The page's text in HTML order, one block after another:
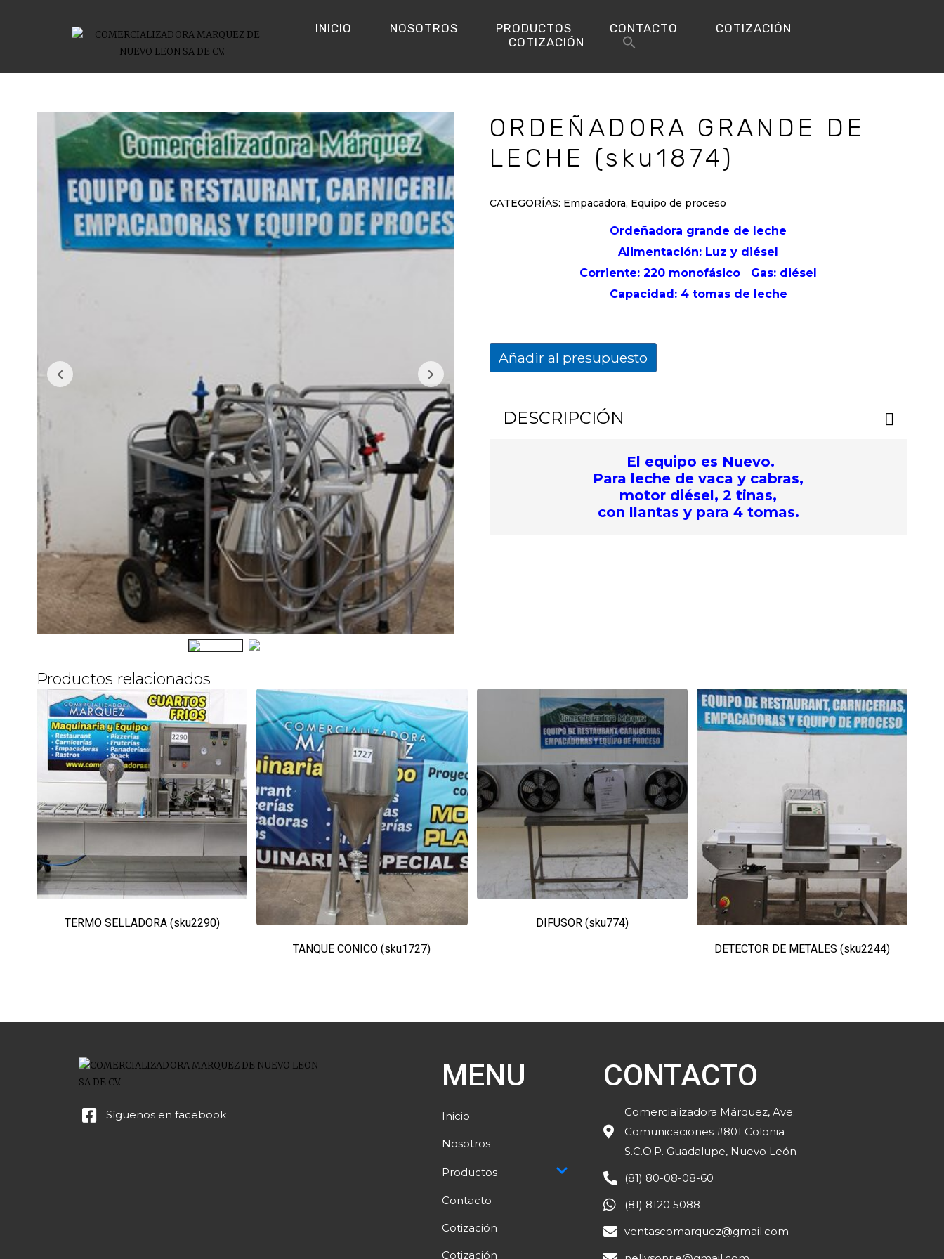
INICIO NOSOTROS PRODUCTOS CONTACTO
COTIZACIÓN
COTIZACIÓN
ORDEÑADORA GRANDE DE
LECHE (sku1874)
CATEGORÍAS: Empacadora, Equipo de proceso
Ordeñadora grande de leche
Alimentación: Luz y diésel
Corriente: 220 monofásico Gas: diésel
Capacidad: 4 tomas de leche
Añadir al presupuesto
DESCRIPCIÓN
El equipo es Nuevo.
Para leche de vaca y cabras,
motor diésel, 2 tinas,
con llantas y para 4 tomas.
Productos relacionados
TERMO SELLADORA (sku2290)
TANQUE CONICO (sku1727)
DIFUSOR (sku774)
DETECTOR DE METALES (sku2244)
Síguenos en facebook
MENU
Inicio
Nosotros
Productos
Contacto
Cotización
Cotización
CONTACTO
Comercializadora Márquez, Ave.
Comunicaciones #801 Colonia
S.C.O.P. Guadalupe, Nuevo León
(81) 80-08-08-60
(81) 8120 5088
ventascomarquez@gmail.com